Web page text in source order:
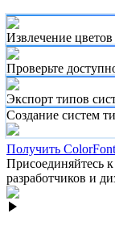
Извлечение
Проверьте
Экспорт типов
Создание систем
Получить
Присоединяйтесь
разработчиков и